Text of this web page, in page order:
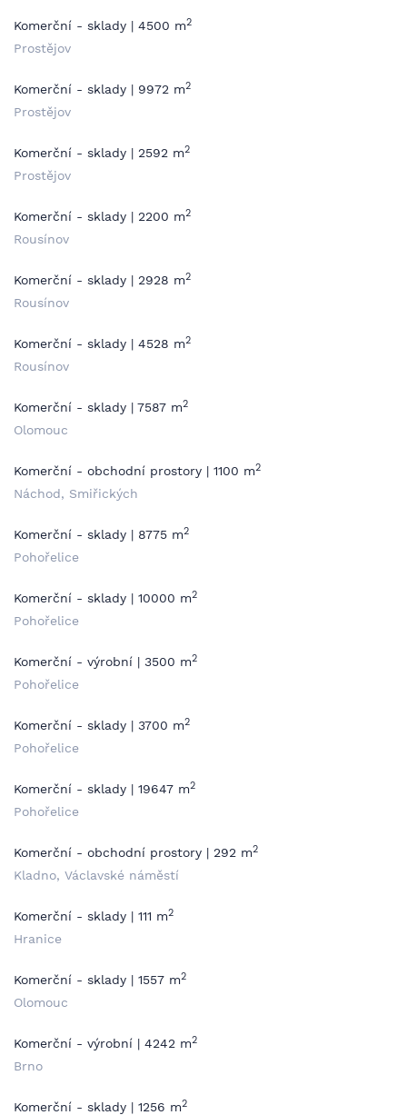
Komerční - sklady | 4500 m2
Prostějov
Komerční - sklady | 9972 m2
Prostějov
Komerční - sklady | 2592 m2
Prostějov
Komerční - sklady | 2200 m2
Rousínov
Komerční - sklady | 2928 m2
Rousínov
Komerční - sklady | 4528 m2
Rousínov
Komerční - sklady | 7587 m2
Olomouc
Komerční - obchodní prostory | 1100 m2
Náchod, Smiřických
Komerční - sklady | 8775 m2
Pohořelice
Komerční - sklady | 10000 m2
Pohořelice
Komerční - výrobní | 3500 m2
Pohořelice
Komerční - sklady | 3700 m2
Pohořelice
Komerční - sklady | 19647 m2
Pohořelice
Komerční - obchodní prostory | 292 m2
Kladno, Václavské náměstí
Komerční - sklady | 111 m2
Hranice
Komerční - sklady | 1557 m2
Olomouc
Komerční - výrobní | 4242 m2
Brno
Komerční - sklady | 1256 m2